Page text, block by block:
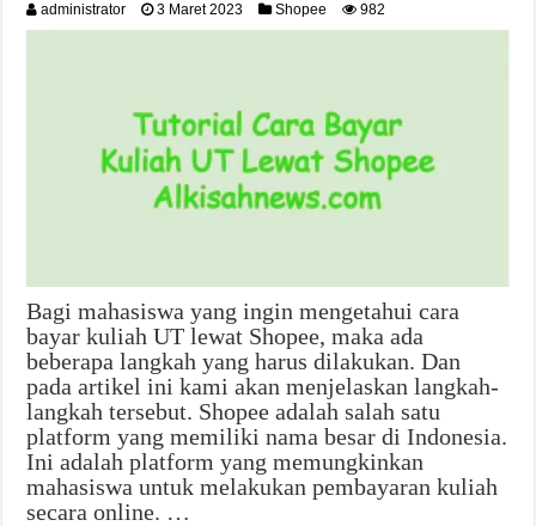
administrator 3 Maret 2023 Shopee 982
Bagi mahasiswa yang ingin mengetahui cara
bayar kuliah UT lewat Shopee, maka ada
beberapa langkah yang harus dilakukan. Dan
pada artikel ini kami akan menjelaskan langkah-
langkah tersebut. Shopee adalah salah satu
platform yang memiliki nama besar di Indonesia.
Ini adalah platform yang memungkinkan
mahasiswa untuk melakukan pembayaran kuliah
secara online. …